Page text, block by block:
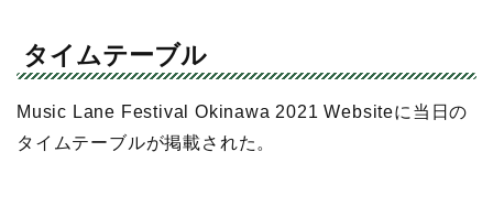
タイムテーブル
Music Lane Festival Okinawa 2021 Websiteに当日の
タイムテーブルが掲載された。